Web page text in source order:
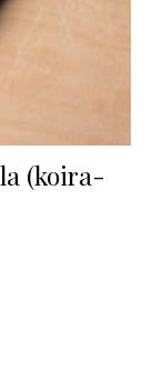
(koira-
24,90 €.
on: 11,50 €.